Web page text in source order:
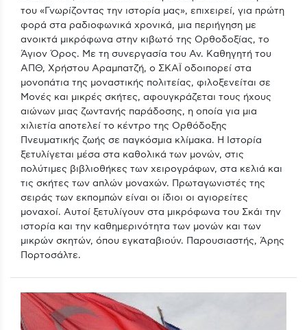
του «Γνωρίζοντας την ιστορία μας», επιχειρεί, για πρώτη
φορά στα ραδιοφωνικά χρονικά, μια περιήγηση με
ανοικτά μικρόφωνα στην κιβωτό της Ορθοδοξίας, το
Άγιον Όρος. Με τη συνεργασία του Αν. Καθηγητή του
ΑΠΘ, Χρήστου Αραμπατζή, ο ΣΚΑΪ οδοιπορεί στα
μονοπάτια της μοναστικής πολιτείας, φιλοξενείται σε
Μονές και μικρές σκήτες, αφουγκράζεται τους ήχους
αιώνων μιας ζωντανής παράδοσης, η οποία για μια
χιλιετία αποτελεί το κέντρο της Ορθόδοξης
Πνευματικής ζωής σε παγκόσμια κλίμακα. Η Ιστορία
ξετυλίγεται μέσα στα καθολικά των μονών, στις
πολύτιμες βιβλιοθήκες των χειρογράφων, στα κελιά και
τις σκήτες των απλών μοναχών. Πρωταγωνιστές της
σειράς των εκπομπών είναι οι ίδιοι οι αγιορείτες
μοναχοί. Αυτοί ξετυλίγουν στα μικρόφωνα του Σκάι την
ιστορία και την καθημερινότητα των μονών και των
μικρών σκητών, όπου εγκαταβιούν. Παρουσιαστής, Άρης
Πορτοσάλτε.